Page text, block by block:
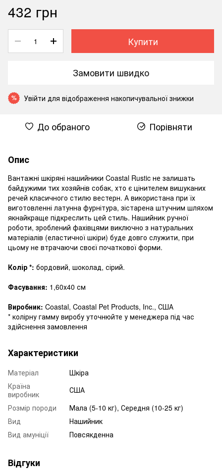
432 грн
Купити
Замовити швидко
% Увійти для відображення накопичувальної знижки
До обраного Порівняти
Опис
Вантажні шкіряні нашийники Coastal Rustic не залишать
байдужими тих хозяйнів собак, хто є цінителем вишуканих
речей класичного стилю вестерн. А використана при їх
виготовленні латунна фурнітура, зістарена штучним шляхом
якнайкраще підкреслить цей стиль. Нашийник ручної
роботи, зроблений фахівцями виключно з натуральних
матеріалів (еластичної шкіри) буде довго служити, при
цьому не втрачаючи своєї початкової форми.
Колір *: бордовий, шоколад, сірий.
Фасування: 1,60х40 см
Виробник: Coastal, Coastal Pet Products, Inc., США
* колірну гамму виробу уточнюйте у менеджера під час
здійснення замовлення
Характеристики
Матеріал
Шкіра
Країна
виробник
США
Розмір породи
Мала (5-10 кг), Середня (10-25 кг)
Вид
Нашийник
Вид амуніції
Повсякденна
Відгуки